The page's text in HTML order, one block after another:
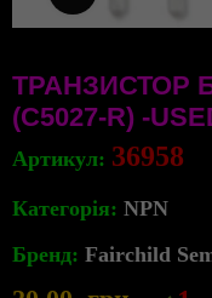
ТРАНЗИСТОР
(C5027-R) -
Артикул: 36958
Категорія: NPN
Бренд:Fairchild